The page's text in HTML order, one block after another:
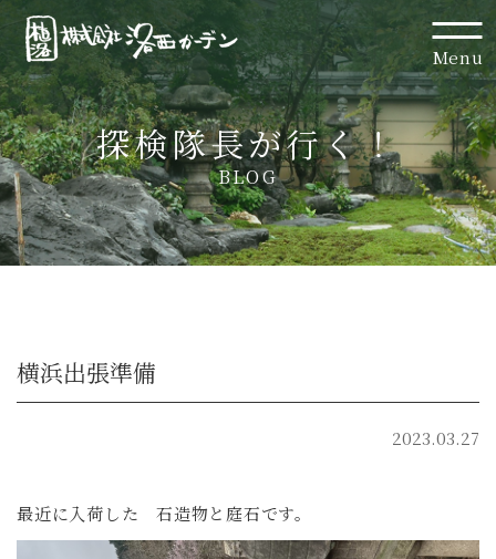
Menu
探検隊長が行く！
BLOG
横浜出張準備
2023.03.27
最近に入荷した 石造物と庭石です。